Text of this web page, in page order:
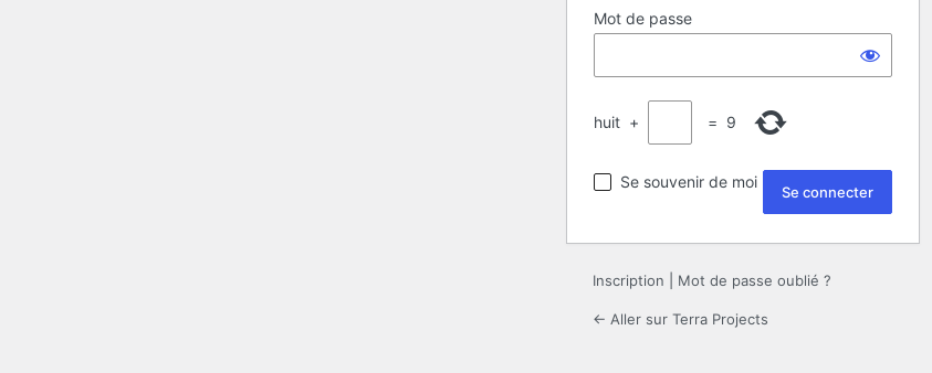
Mot de passe
huit + = 9
Se souvenir de moi
Inscription Mot de passe oublié ?
← Aller sur Terra Projects